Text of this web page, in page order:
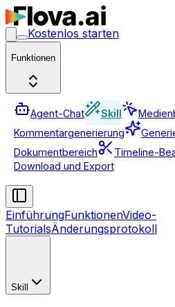
Kostenlos starten
Funktionen
Agent-Chat Skill
Kommentargenerierung
Dokumentbereich
Timeline-
Download und Export
EinführungFunktionenVideo-
TutorialsÄnderungsprotokoll
Skill